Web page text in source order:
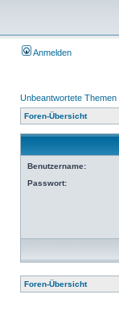
Anmelden
Unbeantwortete Themen
Foren-Übersicht
Benutzername:
Passwort:
Foren-Übersicht